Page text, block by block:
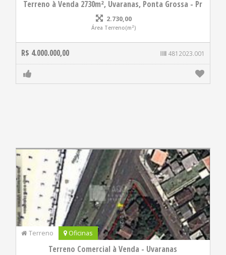
Terreno à Venda 2730m², Uvaranas, Ponta Grossa - Pr
2.730,00
Área Terreno(m²)
R$ 4.000.000,00 4812023.001
Terreno Oficinas
Terreno Comercial à Venda - Uvaranas